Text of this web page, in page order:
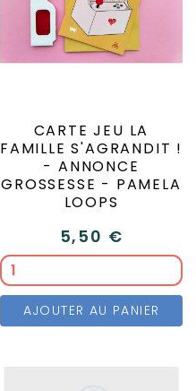
CARTE JEU LA
FAMILLE S'AGRANDIT !
- ANNONCE
GROSSESSE - PAMELA
LOOPS
5,50 €
AJOUTER AU PANIER